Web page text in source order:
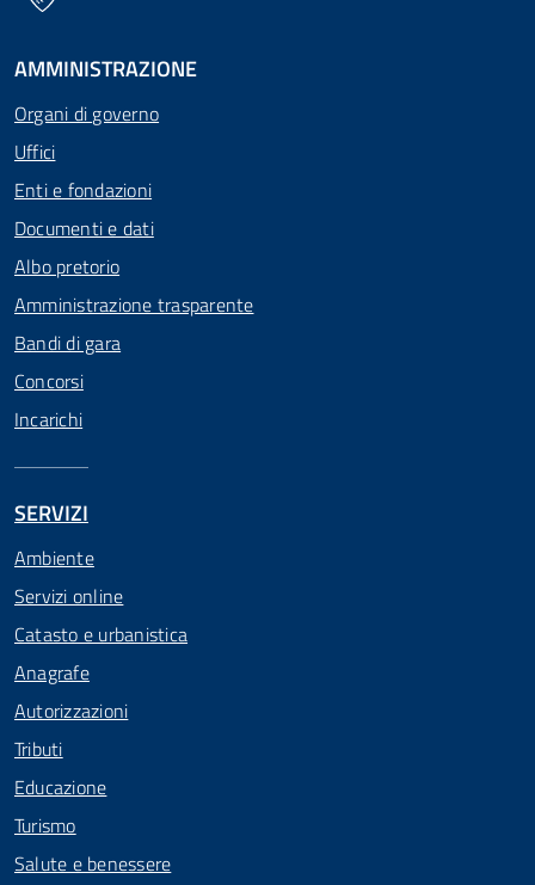
AMMINISTRAZIONE
Organi di governo
Uffici
Enti e fondazioni
Documenti e dati
Albo pretorio
Amministrazione trasparente
Bandi di gara
Concorsi
Incarichi
SERVIZI
Ambiente
Servizi online
Catasto e urbanistica
Anagrafe
Autorizzazioni
Tributi
Educazione
Turismo
Salute e benessere